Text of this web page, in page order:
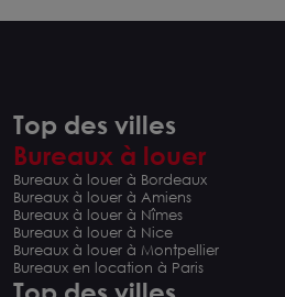
Top des villes
Bureaux à louer
Bureaux à louer à Bordeaux
Bureaux à louer à Amiens
Bureaux à louer à Nîmes
Bureaux à louer à Nice
Bureaux à louer à Montpellier
Bureaux en location à Paris